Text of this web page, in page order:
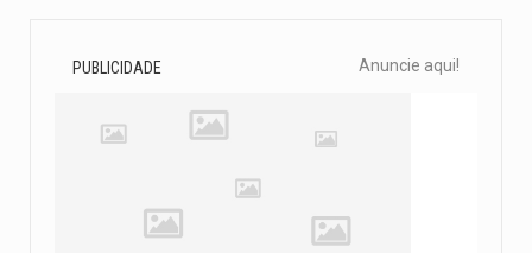
PUBLICIDADE Anuncie aqui!